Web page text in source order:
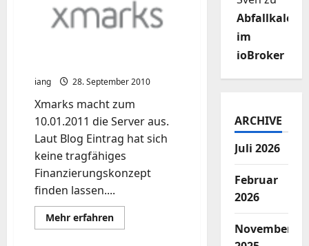
iang 28. September 2010
Xmarks macht zum
10.01.2011 die Server aus.
Laut Blog Eintrag hat sich
keine tragfähiges
Finanzierungskonzept
finden lassen....
Mehr erfahrenMehr
Informationen
im
ioBroker
ARCHIVE
Juli 2026
Februar
2026
November